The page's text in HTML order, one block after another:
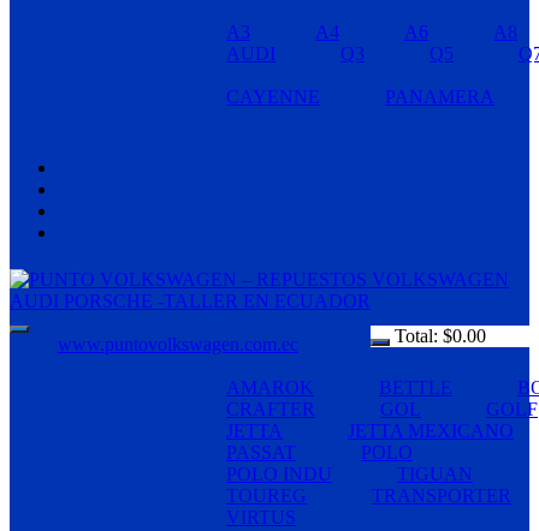
A3 A4 A6
A8
AUDI
Q3 Q5
CAYENNE PANAMERA
Total: $0.00
www.puntovolkswagen.com.ec
AMAROK BETTLE
CRAFTER
GOL
GOLF
JETTA
JETTA MEXICANO
PASSAT
POLO
POLO INDU
TIGUAN
TOUREG
TRANSPORTER
VIRTUS